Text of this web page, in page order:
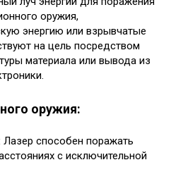
оружия,
энергию или взрывчатые
на цель посредством
материала или вывода из
оружия:
способен поражать
с исключительной